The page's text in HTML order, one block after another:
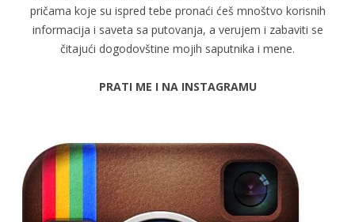
pričama koje su ispred tebe pronaći ćeš mnoštvo korisnih
informacija i saveta sa putovanja, a verujem i zabaviti se
čitajući dogodovštine mojih saputnika i mene.
PRATI ME I NA INSTAGRAMU